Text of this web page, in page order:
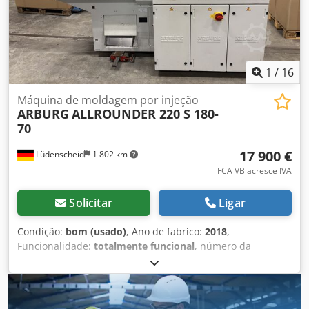
fixação: máx. 650 mm - Curso do parafuso: máx. 145 mm
Atenção: o equipamento deve ser recolhido entre 8 e 10 de
setembro de 2026, numa data a ser definida. FCA D-63128
Dietzenbach – carregado num camião.
1 / 16
Lüdenscheid 1 802 km
Máquina de moldagem por injeção
ARBURG ALLROUNDER 220 S 180-
70
17 900 €
FCA VB acresce IVA
Solicitar Ligar
Condição: bom (usado), Ano de fabrico: 2018,
Funcionalidade: totalmente funcional, número da
, diâmetro do parafuso:
comprimento total:2 500 mm, largura total:1 500 mm,
altura total:2 500 mm , peso total:1 700 kg, potência: 39
kW (53,03 cv), frequência de entrada: 50 Hz, tensão de